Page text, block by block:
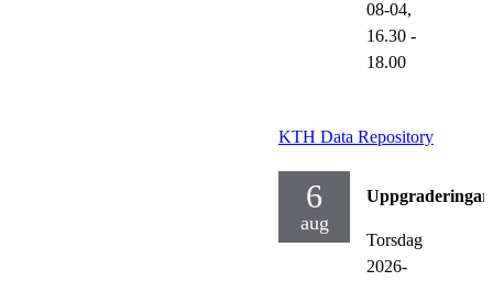
08-04,
16.30 -
18.00
KTH Data Repository
6
aug
Uppgraderingar
Torsdag
2026-